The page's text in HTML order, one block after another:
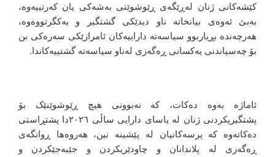
کێشەکانی ژنان لەڕێگەی ڕێوشوێنی بەشەکی یان کەرتییەوە،
بەبێ ئەوەی بیانخاتە ناو دیدێکی گشتگیر و یەکگرتووەوە،
هەرچەندە بڕیاربوو سیاسەتە داراییەکان ئامرازێکی سەرەکی بن
بۆ چەسپاندنی یەکسانی ڕەگەزی لەناو سیاسەتە گشتییەکاندا.
ئاماژە بەوە دەکات، کە نەبوونی هیچ ڕێوشوێنێک بۆ
پشتگیریکردنی ژنان لە یاسای دارایی ساڵی ٢٠٢٦دا پشتڕاستی
دەکاتەوە کە پرسەکانیان لە پێشینە نین، هەروەها ڕوانگەی
ڕەگەزی لە پلاندانان و چاودێریکردن و جێبەجێکردن و